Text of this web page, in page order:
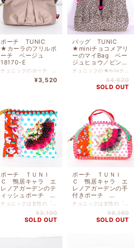
ポーチ TUNIC
★カーラのフリルポ
ーチ ベージュ
18170-E
¥3,520
バッグ TUNIC
★miniチョコメアリ
ーのマイBag ベー
ジュヒョウ／ピン
ク 18132-F
¥4,620
SOLD OUT
ポーチ ＴＵＮＩ
Ｃ 鴨居キャラ エ
レノアガーデンのテ
ィッシュポーチ
19292-A
¥3,190
SOLD OUT
ポーチ ＴＵＮＩ
Ｃ 鴨居キャラ エ
レノアガーデンの手
付きポーチ
19291-A
¥6,160
SOLD OUT